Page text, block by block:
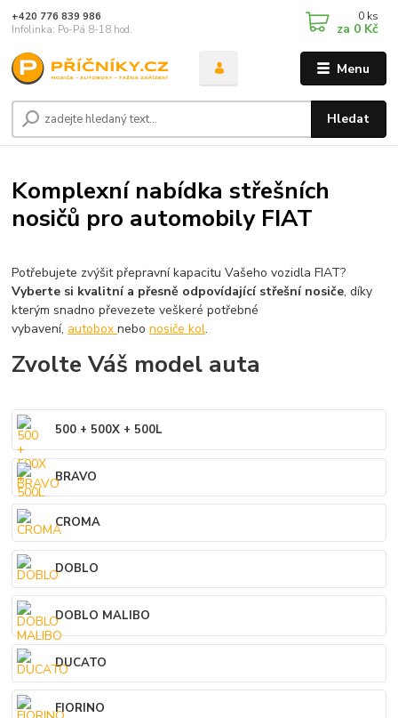
Menu
Hledat
+420 776 839 986
Infolinka: Po-Pá 8-18 hod.
0 ks
za 0 Kč
Komplexní nabídka střešních
nosičů pro automobily FIAT
Potřebujete zvýšit přepravní kapacitu Vašeho vozidla FIAT?
Vyberte si kvalitní a přesně odpovídající střešní nosiče, díky
kterým snadno převezete veškeré potřebné
vybavení, autoboxnebonosiče kol.
Zvolte Váš model auta
500 + 500X + 500L
BRAVO
CROMA
DOBLO
DOBLO MALIBO
DUCATO
FIORINO